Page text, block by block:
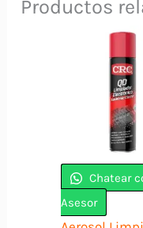
Productos
Chatear
Asesor